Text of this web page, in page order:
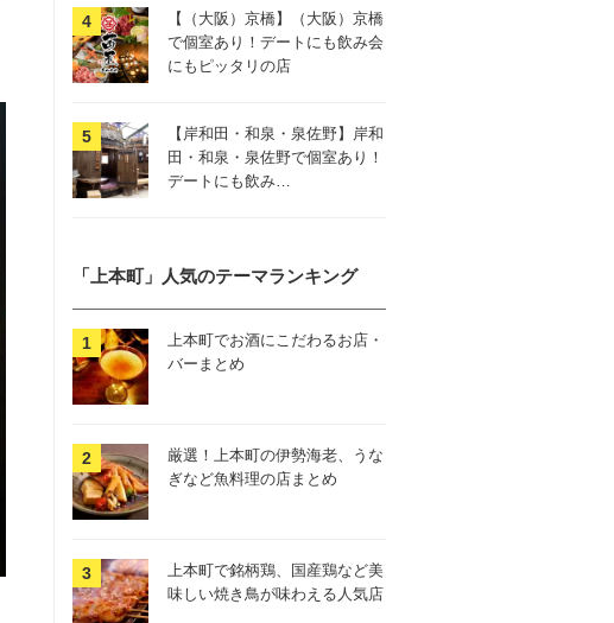
【（大阪）京橋】（大阪）京橋
で個室あり！デートにも飲み会
にもピッタリの店
【岸和田・和泉・泉佐野】岸和
田・和泉・泉佐野で個室あり！
デートにも飲み…
「上本町」人気のテーマランキング
上本町でお酒にこだわるお店・
バーまとめ
厳選！上本町の伊勢海老、うな
ぎなど魚料理の店まとめ
上本町で銘柄鶏、国産鶏など美
味しい焼き鳥が味わえる人気店